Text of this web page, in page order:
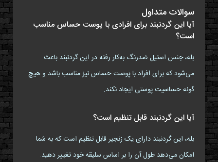
سوالات متداول
آیا این گردنبند برای افرادی با پوست حساس مناسب
است؟
بله، جنس استیل ضدزنگ به‌کار رفته در این گردنبند باعث
می‌شود که برای افراد با پوست حساس نیز مناسب باشد و هیچ
گونه حساسیت پوستی ایجاد نکند.
آیا این گردنبند قابل تنظیم است؟
بله، این گردنبند دارای یک زنجیر قابل تنظیم است که به شما
امکان می‌دهد طول آن را بر اساس سلیقه خود تغییر دهید.